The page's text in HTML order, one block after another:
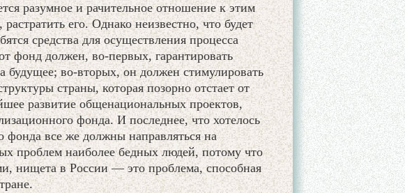
разумное и рачительное отношение к этим
его. Однако неизвестно, что будет
средства для осуществления процесса
фонд должен, во-первых, гарантировать
будущее; во-вторых, он должен стимулировать
страны, которая позорно отстает от
развитие общенациональных проектов,
фонда. И последнее, что хотелось
фонда все же должны направляться на
проблем наиболее бедных людей, потому что
нищета в России — это проблема, способная